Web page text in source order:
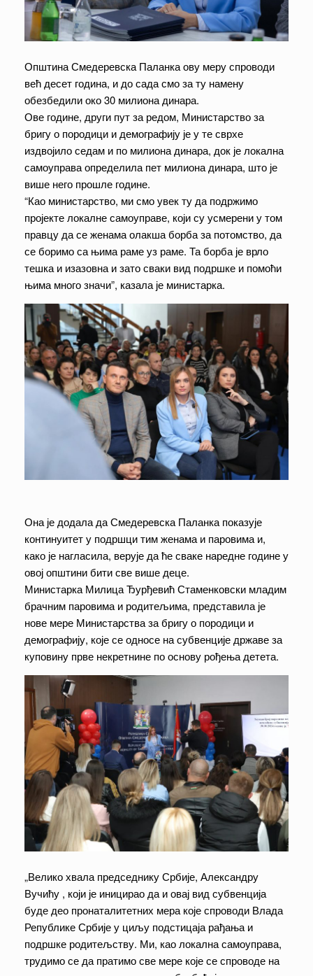
Општина Смедеревска Паланка ову меру спроводи
већ десет година, и до сада смо за ту намену
обезбедили око 30 милиона динара.
Ове године, други пут за редом, Министарство за
бригу о породици и демографију је у те сврхе
издвојило седам и по милиона динара, док је локална
самоуправа определила пет милиона динара, што је
више него прошле године.
“Као министарство, ми смо увек ту да подржимо
пројекте локалне самоуправе, који су усмерени у том
правцу да се женама олакша борба за потомство, да
се боримо са њима раме уз раме. Та борба је врло
тешка и изазовна и зато сваки вид подршке и помоћи
њима много значи”, казала је министарка.
Она је додала да Смедеревска Паланка показује
континуитет у подршци тим женама и паровима и,
како је нагласила, верује да ће сваке наредне године у
овој општини бити све више деце.
Министарка Милица Ђурђевић Стаменковски младим
брачним паровима и родитељима, представила је
нове мере Министарства за бригу о породици и
демографију, које се односе на субвенције државе за
куповину прве некретнине по основу рођења детета.
„Велико хвала председнику Србије, Александру
Вучићу , који је иницирао да и овај вид субвенција
буде део пронаталитетних мера које спроводи Влада
Републике Србије у циљу подстицаја рађања и
подршке родитељству. Ми, као локална самоуправа,
трудимо се да пратимо све мере које се спроводе на